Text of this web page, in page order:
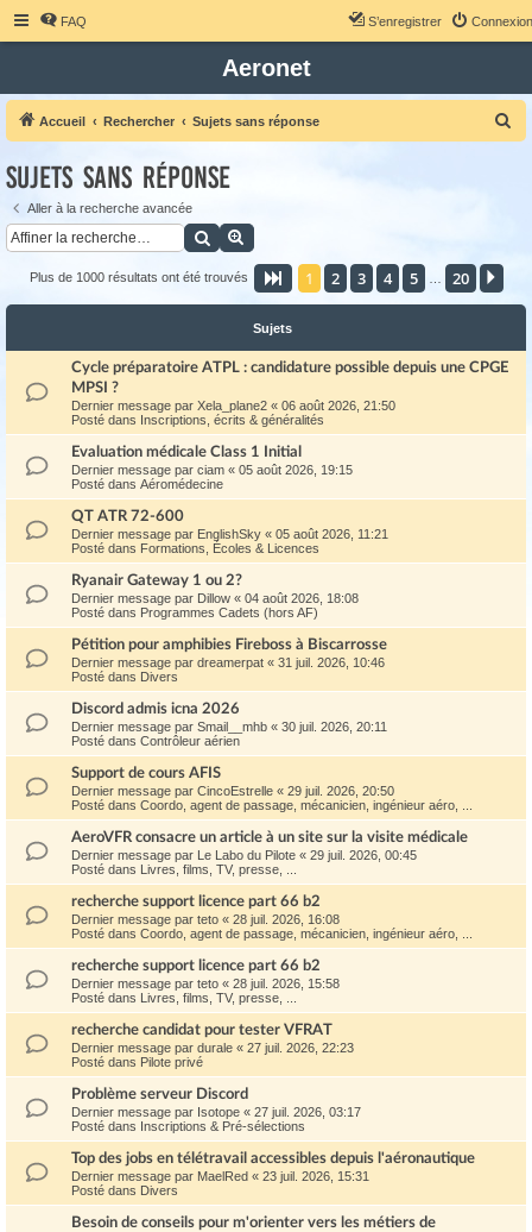
FAQ Connexion
S’enregistrer
Aeronet
Accueil Rechercher Sujets sans réponse
e
Sujets sans réponse
Aller à la recherche avancée
Rechercher
Plus de 1000 résultats ont été trouvés Page 1sur20
1 2 3 4 5 20
Sujets
Cycle préparatoire ATPL : candidature possible depuis une CPGE
MPSI ?
Dernier message par Xela_plane2 « 06 août 2026, 21:50
Posté dans Inscriptions, écrits & généralités
Evaluation médicale Class 1 Initial
Dernier message par ciam « 05 août 2026, 19:15
Posté dans Aéromédecine
QT ATR 72-600
Dernier message par EnglishSky « 05 août 2026, 11:21
Posté dans Formations, Écoles & Licences
Ryanair Gateway 1 ou 2?
Dernier message par Dillow « 04 août 2026, 18:08
Posté dans Programmes Cadets (hors AF)
Pétition pour amphibies Fireboss à Biscarrosse
Dernier message par dreamerpat « 31 juil. 2026, 10:46
Posté dans Divers
Discord admis icna 2026
Dernier message par Smail__mhb « 30 juil. 2026, 20:11
Posté dans Contrôleur aérien
Support de cours AFIS
Dernier message par CincoEstrelle « 29 juil. 2026, 20:50
Posté dans Coordo, agent de passage, mécanicien, ingénieur aéro, ...
AeroVFR consacre un article à un site sur la visite médicale
Dernier message par Le Labo du Pilote « 29 juil. 2026, 00:45
Posté dans Livres, films, TV, presse, ...
recherche support licence part 66 b2
Dernier message par teto « 28 juil. 2026, 16:08
Posté dans Coordo, agent de passage, mécanicien, ingénieur aéro, ...
recherche support licence part 66 b2
Dernier message par teto « 28 juil. 2026, 15:58
Posté dans Livres, films, TV, presse, ...
recherche candidat pour tester VFRAT
Dernier message par durale « 27 juil. 2026, 22:23
Posté dans Pilote privé
Problème serveur Discord
Dernier message par Isotope « 27 juil. 2026, 03:17
Posté dans Inscriptions & Pré-sélections
Top des jobs en télétravail accessibles depuis l'aéronautique
Dernier message par MaelRed « 23 juil. 2026, 15:31
Posté dans Divers
Besoin de conseils pour m'orienter vers les métiers de